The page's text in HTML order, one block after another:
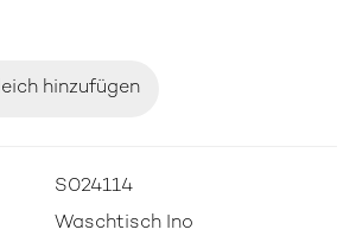
hinzufügen
S024114
Waschtisch Ino